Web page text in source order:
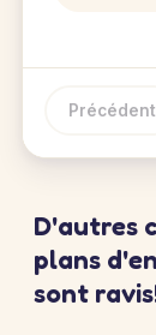
Précédent
D'autres
plans
sont